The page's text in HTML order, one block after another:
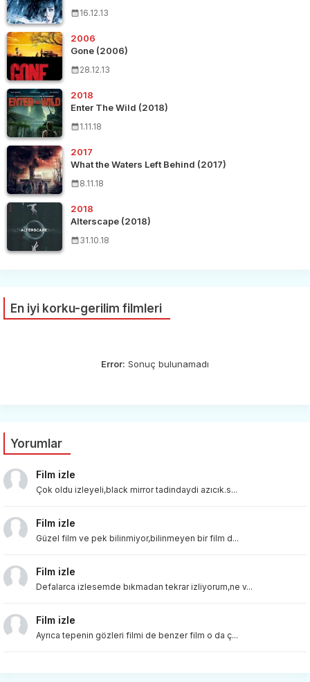
16.12.13
2006
Gone (2006)
28.12.13
2018
Enter The Wild (2018)
1.11.18
2017
What the Waters Left Behind (2017)
8.11.18
2018
Alterscape (2018)
31.10.18
En iyi korku-gerilim filmleri
Error: Sonuç bulunamadı
Yorumlar
Film izle
Çok oldu izleyeli,black mirror tadindaydi azıcık.s...
Film izle
Güzel film ve pek bilinmiyor,bilinmeyen bir film d...
Film izle
Defalarca izlesemde bıkmadan tekrar izliyorum,ne v...
Film izle
Ayrıca tepenin gözleri filmi de benzer film o da ç...